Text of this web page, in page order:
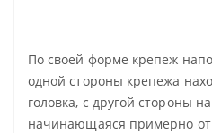
По своей форме крепеж
одной стороны крепежа
головка, с другой стороны
начинающаяся примерно